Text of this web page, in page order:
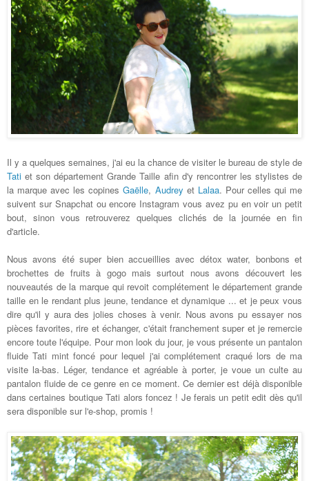
Il y a quelques semaines, j'ai eu la chance de visiter le bureau de style de
Tatiet son département Grande Taille afin d'y rencontrer les stylistes de
la marque avec les copinesGaëlle, Audrey et Lalaa. Pour celles qui me
suivent sur Snapchat ou encore Instagram vous avez pu en voir un petit
bout, sinon vous retrouverez quelques clichés de la journée en fin
d'article.
Nous avons été super bien accueillies avec détox water, bonbons et
brochettes de fruits à gogo mais surtout nous avons découvert les
nouveautés de la marque qui revoit complétement le département grande
taille en le rendant plus jeune, tendance et dynamique ... et je peux vous
dire qu'il y aura des jolies choses à venir. Nous avons pu essayer nos
pièces favorites, rire et échanger, c'était franchement super et je remercie
encore toute l'équipe. Pour mon look du jour, je vous présente un pantalon
fluide Tati mint foncé pour lequel j'ai complétement craqué lors de ma
visite la-bas. Léger, tendance et agréable à porter, je voue un culte au
pantalon fluide de ce genre en ce moment. Ce dernier est déjà disponible
dans certaines boutique Tati alors foncez ! Je ferais un petit edit dès qu'il
sera disponible sur l'e-shop, promis !